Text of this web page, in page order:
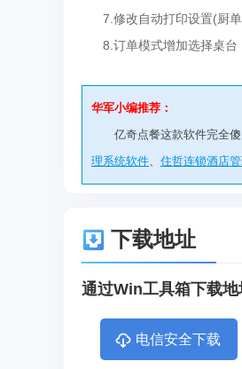
7.修改自动打印设置(厨单
8.订单模式增加选择桌台
华军小编推荐：
亿奇点餐这款软件完全
理系统软件、 住哲连锁酒店
下载地址
通过Win工具箱下载
电信安全下载